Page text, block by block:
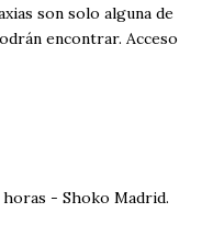
son solo alguna de
encontrar. Acceso
horas - Shoko Madrid.